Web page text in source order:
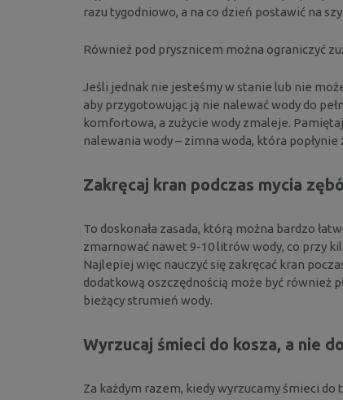
razu tygodniowo, a na co dzień postawić na
Również pod prysznicem można ograniczyć
Jeśli jednak nie jesteśmy w stanie lub nie
aby przygotowując ją nie nalewać wody do
komfortowa, a zużycie wody zmaleje.
nalewania wody – zimna woda, która
Zakręcaj kran podczas mycia
To doskonała zasada, którą można bardzo
zmarnować nawet 9-10 litrów wody, co przy
Najlepiej więc nauczyć się zakręcać kran
dodatkową oszczędnością może być również
bieżący strumień wody.
Wyrzucaj śmieci do kosza, a nie
Za każdym razem, kiedy wyrzucamy śmieci